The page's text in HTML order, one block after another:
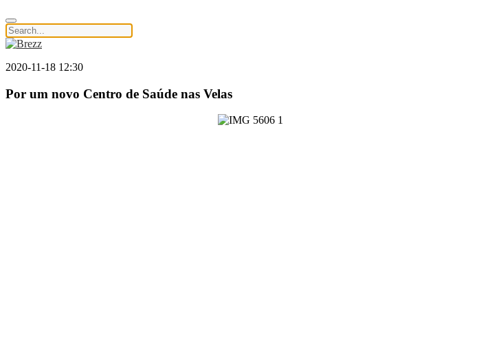
2020-11-18 12:30
Por um novo Centro de Saúde nas Velas